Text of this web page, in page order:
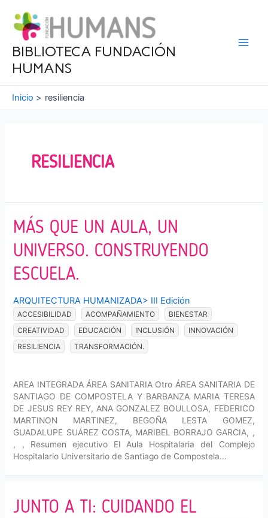
contenido
BIBLIOTECA FUNDACIÓN
HUMANS
Inicio resiliencia
RESILIENCIA
MÁS QUE UN AULA, UN
UNIVERSO. CONSTRUYENDO
ESCUELA.
ARQUITECTURA HUMANIZADA> III Edición
ACCESIBILIDAD ACOMPAÑAMIENTO
BIENESTAR
CREATIVIDAD
EDUCACIÓN INCLUSIÓN
INNOVACIÓN
RESILIENCIA
TRANSFORMACIÓN.
AREA INTEGRADA ÁREA SANITARIA Otro ÁREA SANITARIA DE
SANTIAGO DE COMPOSTELA Y BARBANZA MARIA TERESA
DE JESUS REY REY, ANA GONZALEZ BOULLOSA, FEDERICO
MARTINON MARTINEZ, BEGOÑA LESTA GOMEZ,
GUADALUPE SUÁREZ COSTA, MARIBEL BORRAJO GARCIA, ,
, , Resumen ejecutivo El Aula Hospitalaria del Complejo
Hospitalario Universitario de Santiago de Compostela…
JUNTO A TI: CUIDANDO EL